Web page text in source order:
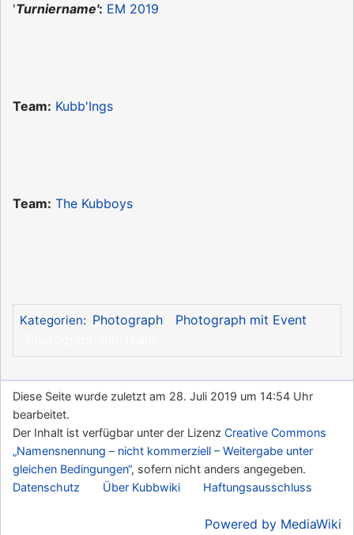
'Turniername': EM 2019
Team: Kubb'Ings
Team: The Kubboys
Kategorien: Photograph
Photograph mit Event
Diese Seite wurde zuletzt am 28. Juli 2019 um 14:54 Uhr
bearbeitet.
Der Inhalt ist verfügbar unter der Lizenz Creative Commons
„Namensnennung – nicht kommerziell – Weitergabe unter
gleichen Bedingungen“, sofern nicht anders angegeben.
Datenschutz
Über Kubbwiki Haftungsausschluss
Powered by MediaWiki